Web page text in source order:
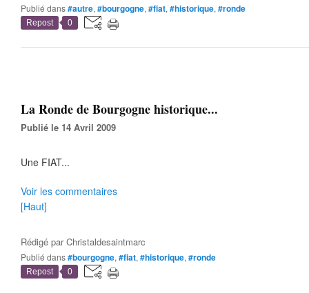
Publié dans#autre, #bourgogne, #fiat, #historique, #ronde
Repost 0
La Ronde de Bourgogne historique...
Publié le 14 Avril 2009
Une FIAT...
Voir les commentaires
[Haut]
Rédigé parChristaldesaintmarc
Publié dans#bourgogne, #fiat, #historique, #ronde
Repost 0